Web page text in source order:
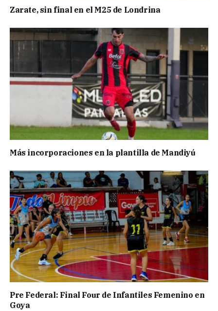
Zarate, sin final en el M25 de Londrina
Más incorporaciones en la plantilla de Mandiyú
Pre Federal: Final Four de Infantiles Femenino en
Goya